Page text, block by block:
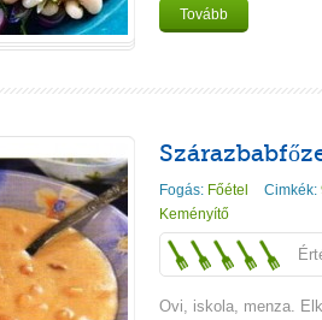
Tovább
Fogás: Főétel Cimkék:
Keményítő
Ovi, iskola, menza.